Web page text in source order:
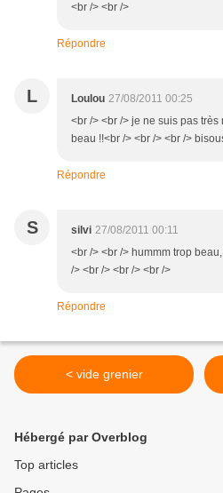
<br /> <br />
Répondre
L Loulou 27/08/2011 00:25
<br /> <br /> je ne suis pas
beau !!<br /> <br /> <br />
Répondre
S silvi 27/08/2011 00:11
<br /> <br /> hummm trop
/> <br /> <br /> <br />
Répondre
< vide grenier
Hébergé par Overblog
Top articles